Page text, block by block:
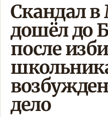
Скандал
дошёл до
после
дело